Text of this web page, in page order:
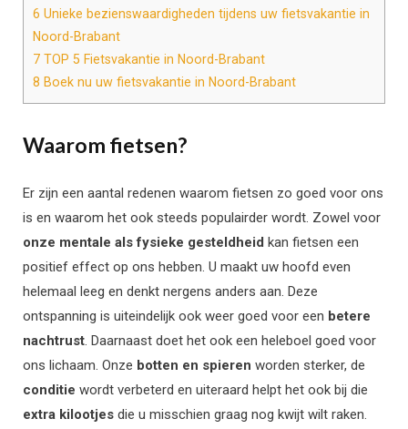
6 Unieke bezienswaardigheden tijdens uw fietsvakantie in
Noord-Brabant
7 TOP 5 Fietsvakantie in Noord-Brabant
8 Boek nu uw fietsvakantie in Noord-Brabant
Waarom fietsen?
Er zijn een aantal redenen waarom fietsen zo goed voor ons
is en waarom het ook steeds populairder wordt. Zowel voor
onze mentale als fysieke gesteldheid kan fietsen een
positief effect op ons hebben. U maakt uw hoofd even
helemaal leeg en denkt nergens anders aan. Deze
ontspanning is uiteindelijk ook weer goed voor een betere
nachtrust. Daarnaast doet het ook een heleboel goed voor
ons lichaam. Onze botten en spieren worden sterker, de
conditie wordt verbeterd en uiteraard helpt het ook bij die
extra kilootjes die u misschien graag nog kwijt wilt raken.